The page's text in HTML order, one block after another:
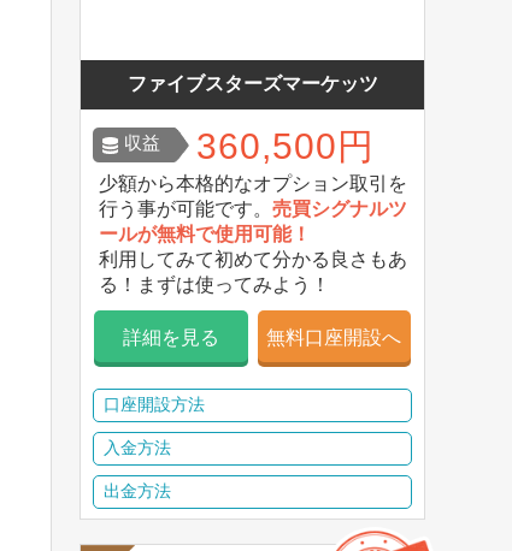
ファイブスターズマーケッツ
収益 360,500円
少額から本格的なオプション取引を
行う事が可能です。 売買シグナルツ
ールが無料で使用可能！
利用してみて初めて分かる良さもあ
る！まずは使ってみよう！
詳細を見る 無料口座開設へ
口座開設方法
入金方法
出金方法